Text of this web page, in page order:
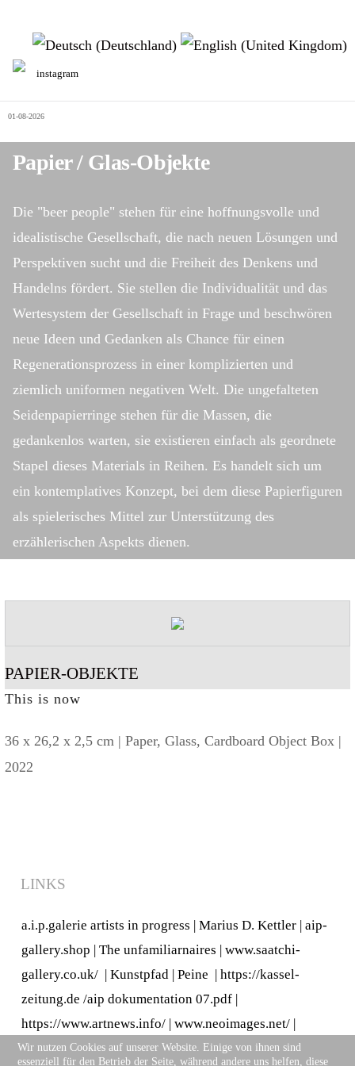
Sprache auswählen
instagram
01-08-2026
Papier / Glas-Objekte
Die "beer people" stehen für eine hoffnungsvolle und
idealistische Gesellschaft, die nach neuen Lösungen und
Perspektiven sucht und die Freiheit des Denkens und
Handelns fördert. Sie stellen die Individualität und das
Wertesystem der Gesellschaft in Frage und beschwören
neue Ideen und Gedanken als Chance für einen
Regenerationsprozess in einer komplizierten und
ziemlich uniformen negativen Welt. Die ungefalteten
Seidenpapierringe stehen für die Massen, die
gedankenlos warten, sie existieren einfach als geordnete
Stapel dieses Materials in Reihen. Es handelt sich um
ein kontemplatives Konzept, bei dem diese Papierfiguren
als spielerisches Mittel zur Unterstützung des
erzählerischen Aspekts dienen.
PAPIER-OBJEKTE
This is now
36 x 26,2 x 2,5 cm | Paper, Glass, Cardboard Object Box |
2022
LINKS
a.i.p.galerie artists in progress Marius D. Kettler aip-
gallery.shop
The unfamiliarnaires
www.saatchi-
gallery.co.uk/
Kunstpfad | Peine
https://kassel-
zeitung.de /aip dokumentation 07.pdf
https://www.artnews.info/ www.neoimages.net/
https://artistsspace.org/| www.musiker-und-
Wir nutzen Cookies auf unserer Website. Einige von ihnen sind
essenziell für den Betrieb der Seite, während andere uns helfen, diese